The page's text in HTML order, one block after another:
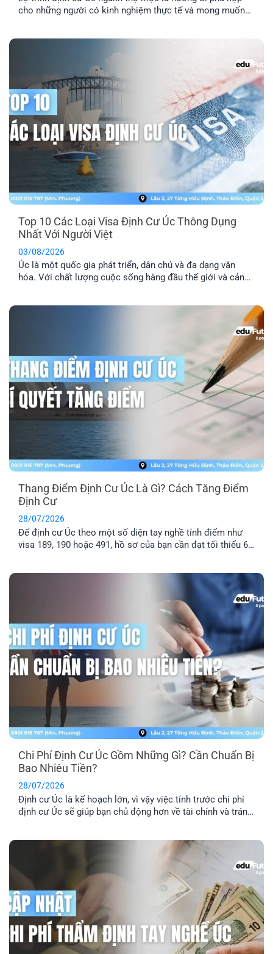
cho những người có kinh nghiệm thực tế và mong muốn
Top 10 Các Loại Visa Định Cư Úc Thông Dụng
Nhất Với Người Việt
03/08/2026
Úc là một quốc gia phát triển, dân chủ và đa dạng văn
hóa. Với chất lượng cuộc sống hàng đầu thế giới và cảnh
Thang Điểm Định Cư Úc Là Gì? Cách Tăng Điểm
Định Cư
28/07/2026
Để định cư Úc theo một số diện tay nghề tính điểm như
visa 189, 190 hoặc 491, hồ sơ của bạn cần đạt tối thiểu 65
Chi Phí Định Cư Úc Gồm Những Gì? Cần Chuẩn Bị
Bao Nhiêu Tiền?
28/07/2026
Định cư Úc là kế hoạch lớn, vì vậy việc tính trước chi phí
định cư Úc sẽ giúp bạn chủ động hơn về tài chính và tránh